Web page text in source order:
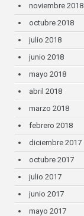
noviembre 2018
octubre 2018
julio 2018
junio 2018
mayo 2018
abril 2018
marzo 2018
febrero 2018
diciembre 2017
octubre 2017
julio 2017
junio 2017
mayo 2017